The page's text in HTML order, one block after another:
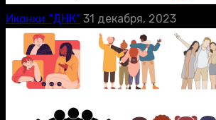
Иконки “ДНК” 31 декабря, 2023